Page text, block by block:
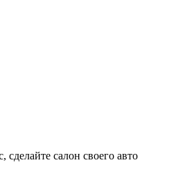
салон своего авто